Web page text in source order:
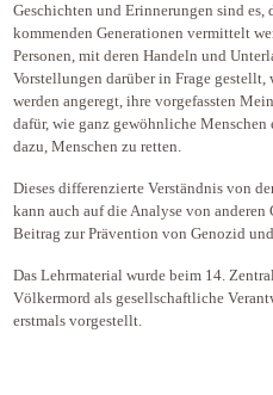
Geschichten und Erinnerungen sind es,
kommenden Generationen vermittelt
Personen, mit deren Handeln und
Vorstellungen darüber in Frage
werden angeregt, ihre vorgefassten
dafür, wie ganz gewöhnliche
dazu, Menschen zu retten.
Dieses differenzierte Verständnis von
kann auch auf die Analyse von
Beitrag zur Prävention von Genozid
Das Lehrmaterial wurde beim 14.
Völkermord als gesellschaftliche
erstmals vorgestellt.